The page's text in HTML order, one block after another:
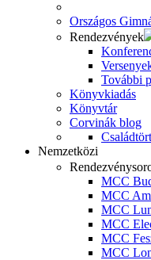
Országos
Rendezvények
További
Könyvkiadás
Könyvtár
Corvinák blog
Nemzetközi
MCC
MCC
MCC
MCC
MCC
MCC